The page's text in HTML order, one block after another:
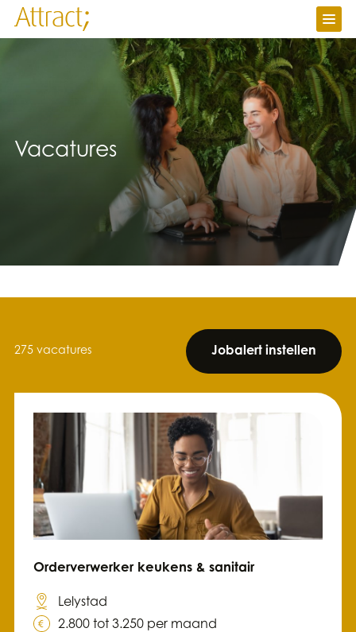
Vacatures
Ik zoek werk
Ik zoek personeel
Werken bij
Nieuws
Attractuur
Vacatures
275 vacatures Jobalert instellen
Orderverwerker keukens & sanitair
Lelystad
2.800 tot 3.250 per maand